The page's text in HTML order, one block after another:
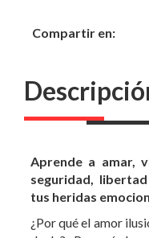
Descripción
Aprende a amar,
seguridad,
¿Por qué el amor
duele? ¿Por qué
distancia o
esos patrones que